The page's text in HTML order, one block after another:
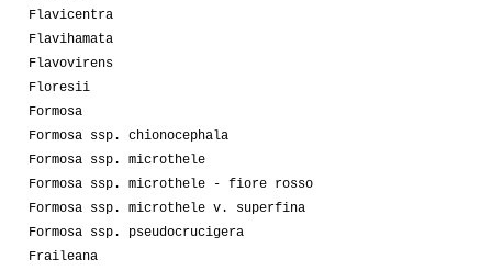
Flavicentra
Flavihamata
Flavovirens
Floresii
Formosa
Formosa ssp. chionocephala
Formosa ssp. microthele
Formosa ssp. microthele - fiore rosso
Formosa ssp. microthele v. superfina
Formosa ssp. pseudocrucigera
Fraileana